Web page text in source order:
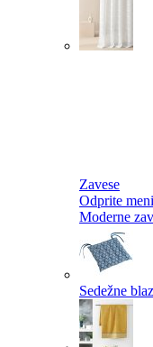
Zavese
Odprite meni
Moderne
Sedežne